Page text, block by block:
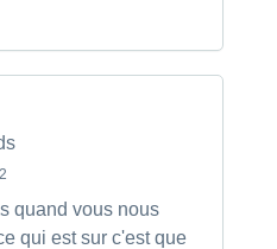
quand vous nous
qui est sur c'est que